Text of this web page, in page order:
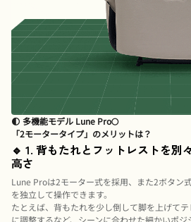
🌓 多機能モデル Lune Pro🌕
「2モータータイプ」のメリットは？
🔹 1. 背もたれとフットレストを別
高さ
Lune Proは2モーター式を採用、また2ボタン
を独立して操作できます。
たとえば、背もたれを少し倒して脚を上げて
に調整するなど、シーンに合わせた細かいポジ